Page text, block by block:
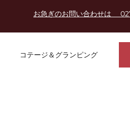
お急ぎのお問い合わせは
コテージ＆グランピング